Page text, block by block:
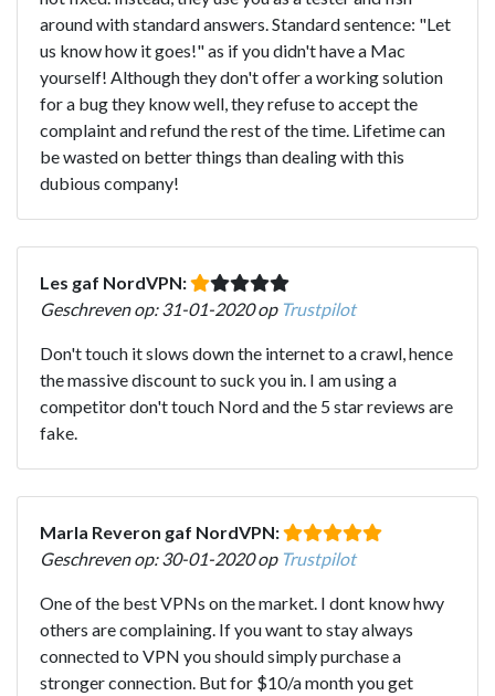
around with standard answers. Standard sentence: "Let
us know how it goes!" as if you didn't have a Mac
yourself! Although they don't offer a working solution
for a bug they know well, they refuse to accept the
complaint and refund the rest of the time. Lifetime can
be wasted on better things than dealing with this
dubious company!
Les gaf NordVPN:
Geschreven op: 31-01-2020 op Trustpilot
Don't touch it slows down the internet to a crawl, hence
the massive discount to suck you in. I am using a
competitor don't touch Nord and the 5 star reviews are
fake.
Marla Reveron gaf NordVPN:
Geschreven op: 30-01-2020 op Trustpilot
One of the best VPNs on the market. I dont know hwy
others are complaining. If you want to stay always
connected to VPN you should simply purchase a
stronger connection. But for $10/a month you get